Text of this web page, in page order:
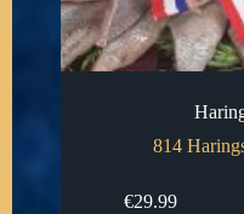
814
€29.99